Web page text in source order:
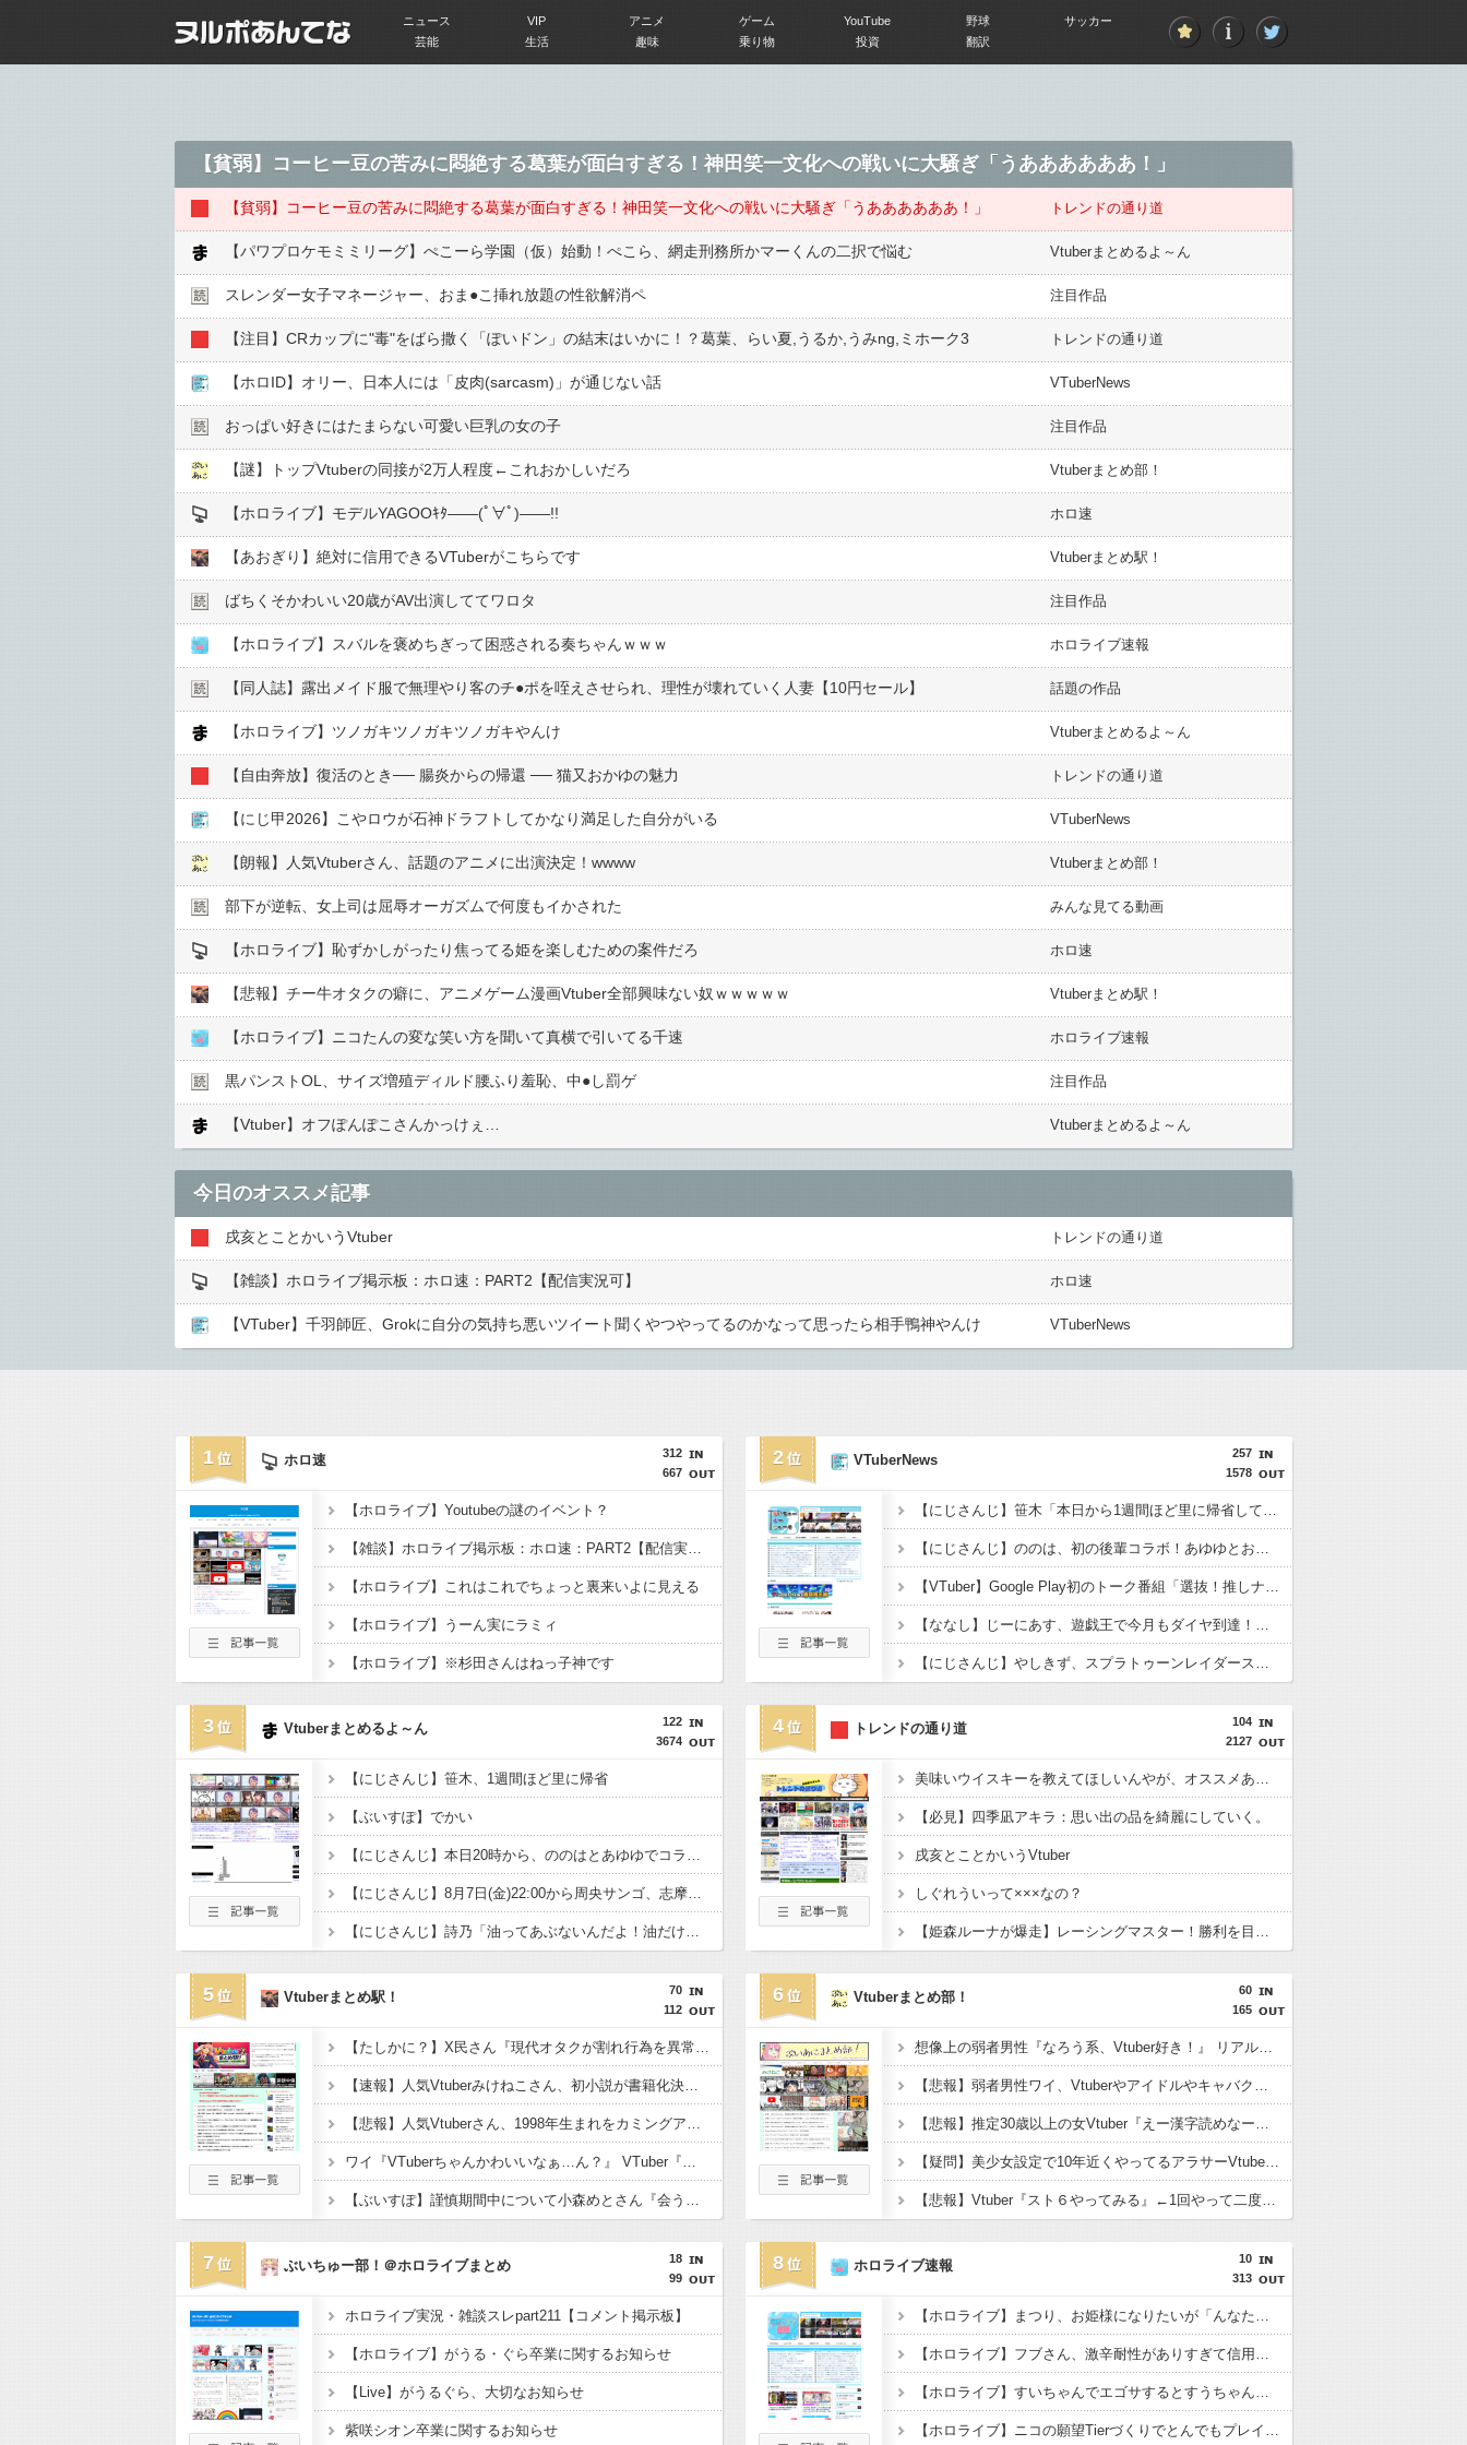
ニュース VIP アニメ ゲーム YouTube 野球
サッカー
芸能
生活 趣味 乗り物 投資 翻訳
【貧弱】コーヒー豆の苦みに悶絶する葛葉が面白すぎる！神田笑一文化への戦いに大騒ぎ「うああああああ！」
【貧弱】コーヒー豆の苦みに悶絶する葛葉が面白すぎる！神田笑一文化への戦いに大騒ぎ「うああああああ！」 トレンドの通り道
【パワプロケモミミリーグ】ぺこーら学園（仮）始動！ぺこら、網走刑務所かマーくんの二択で悩む Vtuberまとめるよ～ん
スレンダー女子マネージャー、おま●︎こ挿れ放題の性欲解消ペ 注目作品
【注目】CRカップに"毒"をばら撒く「ぽいドン」の結末はいかに！？葛葉、らい夏,うるか,うみng,ミホーク3 トレンドの通り道
【ホロID】オリー、日本人には「皮肉(sarcasm)」が通じない話 VTuberNews
おっぱい好きにはたまらない可愛い巨乳の女の子 注目作品
【謎】トップVtuberの同接が2万人程度←これおかしいだろ Vtuberまとめ部！
【ホロライブ】モデルYAGOOｷﾀ――(ﾟ∀ﾟ)――!! ホロ速
【あおぎり】絶対に信用できるVTuberがこちらです Vtuberまとめ駅！
ばちくそかわいい20歳がAV出演しててワロタ 注目作品
【ホロライブ】スバルを褒めちぎって困惑される奏ちゃんｗｗｗ ホロライブ速報
【同人誌】露出メイド服で無理やり客のチ●︎ポを咥えさせられ、理性が壊れていく人妻【10円セール】 話題の作品
【ホロライブ】ツノガキツノガキツノガキやんけ Vtuberまとめるよ～ん
【自由奔放】復活のとき── 腸炎からの帰還 ── 猫又おかゆの魅力 トレンドの通り道
【にじ甲2026】こやロウが石神ドラフトしてかなり満足した自分がいる VTuberNews
【朗報】人気Vtuberさん、話題のアニメに出演決定！wwww Vtuberまとめ部！
部下が逆転、女上司は屈辱オーガズムで何度もイかされた みんな見てる動画
【ホロライブ】恥ずかしがったり焦ってる姫を楽しむための案件だろ ホロ速
【悲報】チー牛オタクの癖に、アニメゲーム漫画Vtuber全部興味ない奴ｗｗｗｗｗ Vtuberまとめ駅！
【ホロライブ】ニコたんの変な笑い方を聞いて真横で引いてる千速 ホロライブ速報
黒パンストOL、サイズ増殖ディルド腰ふり羞恥、中●︎し罰ゲ 注目作品
【Vtuber】オフぽんぽこさんかっけぇ… Vtuberまとめるよ～ん
今日のオススメ記事
戌亥とことかいうVtuber トレンドの通り道
【雑談】ホロライブ掲示板：ホロ速：PART2【配信実況可】 ホロ速
【VTuber】千羽師匠、Grokに自分の気持ち悪いツイート聞くやつやってるのかなって思ったら相手鴨神やんけ VTuberNews
1
312
667
ホロ速
【ホロライブ】Youtubeの謎のイベント？
【雑談】ホロライブ掲示板：ホロ速：PART2【配信実況可】
【ホロライブ】これはこれでちょっと裏来いよに見える
【ホロライブ】うーん実にラミィ
【ホロライブ】※杉田さんはねっ子神です
2
257
1578
VTuberNews
【にじさんじ】笹木「本日から1週間ほど里に帰省してくるやよ～。久々に京都満喫してくるっ！」
【にじさんじ】ののは、初の後輩コラボ！あゆゆとおはなし「なかよくなれるかな？！」【8/7(金)20:00】
【VTuber】Google Play初のトーク番組「選抜！推しナイン発表会」発表へ！8名が推しキャラクターの魅力を語り合う【8/6(木)18:00】
【ななし】じーにあす、遊戯王で今月もダイヤ到達！『先生もう笑うしかなくなっとりますやん』『とんでもないバケモンを産み出してしまった』
【にじさんじ】やしきず、スプラトゥーンレイダース本編そっちのけで極悪ミニゲームを極めようとする
3
122
3674
Vtuberまとめるよ～ん
【にじさんじ】笹木、1週間ほど里に帰省
【ぶいすぽ】でかい
【にじさんじ】本日20時から、ののはとあゆゆでコラボ！
【にじさんじ】8月7日(金)22:00から周央サンゴ、志摩スペイン村サマーフィエスタ2026のPR配信！
【にじさんじ】詩乃「油ってあぶないんだよ！油だけにね」
4
104
2127
トレンドの通り道
美味いウイスキーを教えてほしいんやが、オススメあるか????
【必見】四季凪アキラ：思い出の品を綺麗にしていく。
戌亥とことかいうVtuber
しぐれういって×××なの？
【姫森ルーナが爆走】レーシングマスター！勝利を目指してアクセル全開なのら！！！
5
70
112
Vtuberまとめ駅！
【たしかに？】X民さん『現代オタクが割れ行為を異常に叩く理由、ソシャゲとVTuberしか追ってない"一般人"だからです』
【速報】人気Vtuberみけねこさん、初小説が書籍化決定してしまうwwwww←み！さんなんでもやるなあ
【悲報】人気Vtuberさん、1998年生まれをカミングアウトwwwww
ワイ『VTuberちゃんかわいいなぁ…ん？』 VTuber『（2000年代のアニメやバラエティを語り出す）』
【ぶいすぽ】謹慎期間中について小森めとさん『会うこともないし話すこともない』
6
60
165
Vtuberまとめ部！
想像上の弱者男性『なろう系、Vtuber好き！』 リアル弱者男性『哲学、古典文学、世界史。(ﾒｶﾞﾈｸｲ)』
【悲報】弱者男性ワイ、Vtuberやアイドルやキャバクラに金を使いまくる奴が理解できない…
【悲報】推定30歳以上の女Vtuber『えー漢字読めなーいわかんなーい』 キッズリスナー『！？』
【疑問】美少女設定で10年近くやってるアラサーVtuberとか痛いとしか思えないんだが興奮するもんなの？
【悲報】Vtuber『スト６やってみる』←1回やって二度とやらないパターン多すぎだろｗｗｗｗ
7
18
99
ぶいちゅー部！＠ホロライブまとめ
ホロライブ実況・雑談スレpart211【コメント掲示板】
【ホロライブ】がうる・ぐら卒業に関するお知らせ
【Live】がうるぐら、大切なお知らせ
紫咲シオン卒業に関するお知らせ
8
10
313
ホロライブ速報
【ホロライブ】まつり、お姫様になりたいが「んなたんには勝てねえなと思ってw」
【ホロライブ】フブさん、激辛耐性がありすぎて信用が全く無く妖怪扱いさらてしまうｗ
【ホロライブ】すいちゃんでエゴサするとすうちゃんも一緒に出てくるのでなんの配信をしているか詳しいすいちゃん
【ホロライブ】ニコの願望Tierづくりでとんでもプレイに付き合わされるおかゆんw